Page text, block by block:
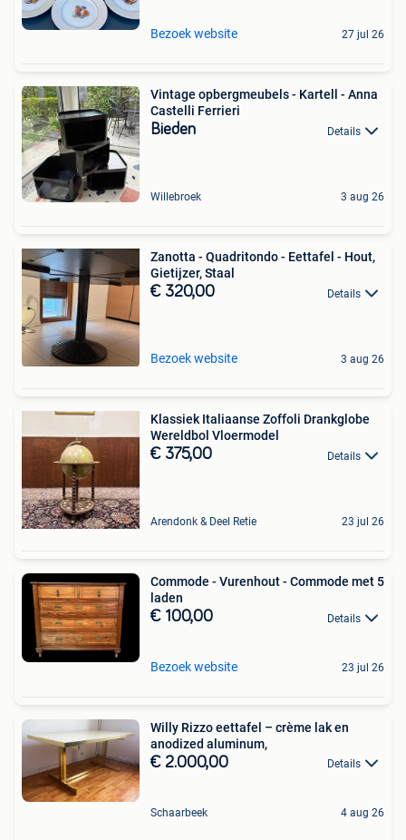
Bezoek website 27 jul 26
Vintage opbergmeubels - Kartell - Anna
Castelli Ferrieri
Bieden Details
Willebroek 3 aug 26
Zanotta - Quadritondo - Eettafel - Hout,
Gietijzer, Staal
€ 320,00 Details
Bezoek website 3 aug 26
Klassiek Italiaanse Zoffoli Drankglobe
Wereldbol Vloermodel
€ 375,00 Details
Arendonk & Deel Retie 23 jul 26
Commode - Vurenhout - Commode met 5
laden
€ 100,00 Details
Bezoek website 23 jul 26
Willy Rizzo eettafel – crème lak en
anodized aluminum,
€ 2.000,00 Details
Schaarbeek 4 aug 26